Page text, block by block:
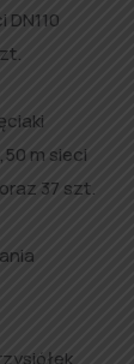
m sieci
37 szt.